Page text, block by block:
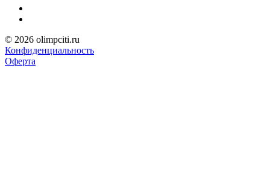
© 2026 olimpciti.ru
Конфиденциальность
Оферта